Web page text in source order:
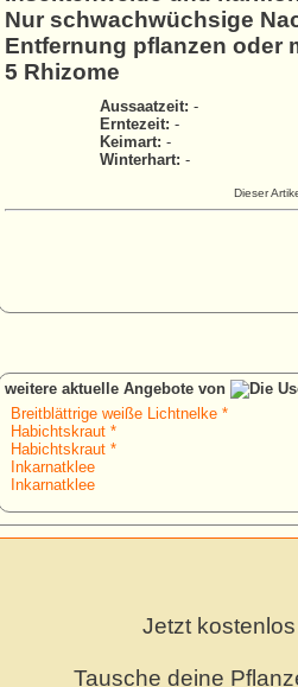
Nur schwachwüchsige
Entfernung pflanzen oder
5 Rhizome
Aussaatzeit: -
Erntezeit: -
Keimart: -
Winterhart: -
Dieser
weitere aktuelle Angebote von
Breitblättrige weiße Lichtnelke *
Habichtskraut *
Habichtskraut *
Inkarnatklee
Inkarnatklee
Jetzt
Tausche deine